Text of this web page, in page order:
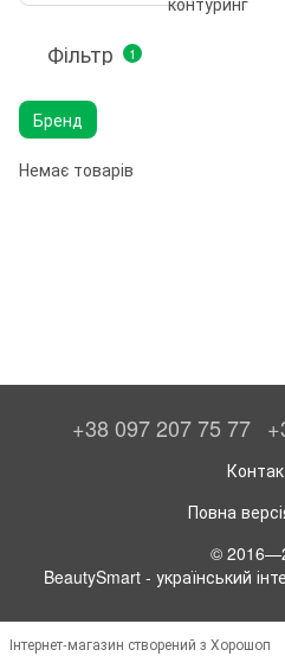
Фільтр 1
Бренд
Немає товарів
+38 097 207 75 77
Повна
©
BeautySmart - український
Інтернет-магазин створений з Хорошоп